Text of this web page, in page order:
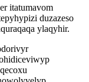
itatumavom
duzazeso
ylaqyhir.